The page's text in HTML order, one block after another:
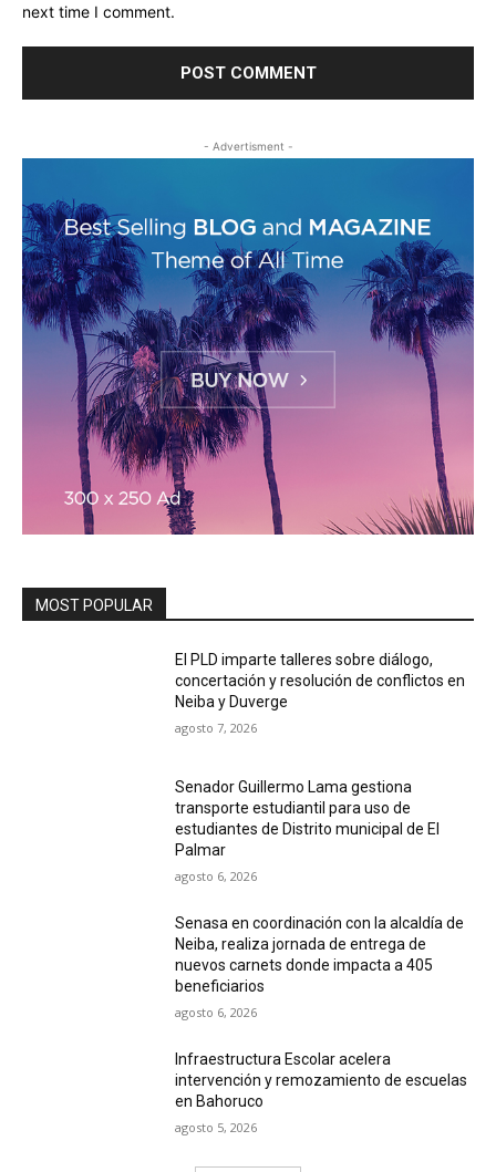
next time I comment.
- Advertisment -
MOST POPULAR
El PLD imparte talleres sobre diálogo,
concertación y resolución de conflictos en
Neiba y Duverge
agosto 7, 2026
Senador Guillermo Lama gestiona
transporte estudiantil para uso de
estudiantes de Distrito municipal de El
Palmar
agosto 6, 2026
Senasa en coordinación con la alcaldía de
Neiba, realiza jornada de entrega de
nuevos carnets donde impacta a 405
beneficiarios
agosto 6, 2026
Infraestructura Escolar acelera
intervención y remozamiento de escuelas
en Bahoruco
agosto 5, 2026